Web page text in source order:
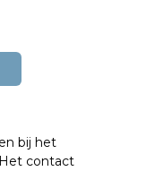
bij het
contact